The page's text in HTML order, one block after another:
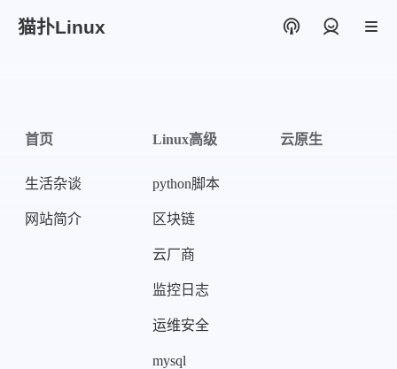
猫扑Linux
首页
生活杂谈
网站简介
Linux高级
python脚本
区块链
云厂商
监控日志
运维安全
mysql
云原生